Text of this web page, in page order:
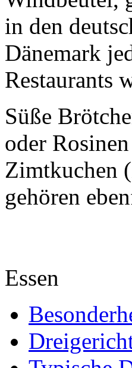
in den
Dänemark
Restaurants
Süße
oder
Zimtkuchen
gehören
Essen